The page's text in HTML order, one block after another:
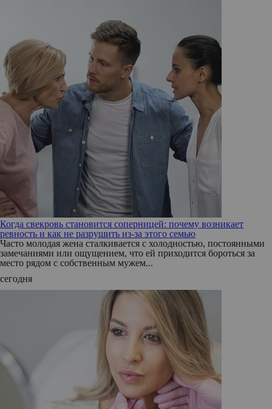
Когда свекровь становится соперницей: почему возникает
ревность и как не разрушить из-за этого семью
Часто молодая жена сталкивается с холодностью, постоянными
замечаниями или ощущением, что ей приходится бороться за
место рядом с собственным мужем...
сегодня